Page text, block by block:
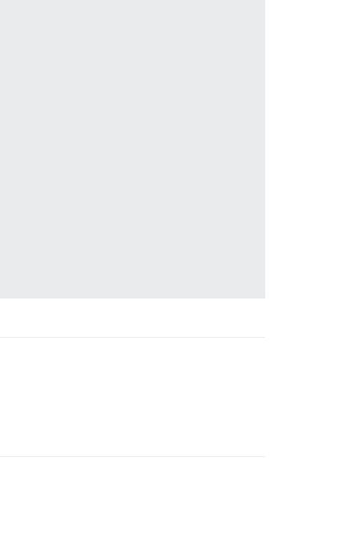
%MEM     TIME+ COMMAND
0.0  4.0   0:31.17 ruby
4.2  3.5  11:31.61 ruby
2.8  3.1   0:29.94 ruby
0.0  2.0   0:28.40 ruby
0.6   0:00.86 postmaster
0.6   0:00.13 postmaster
0.6   0:00.75 postmaster
0.5   0:00.17 postmaster
0.5   0:00.20 postmaster
0.4   0:00.25 postmaster
0.4   0:00.02 postmaster
0.3 434:00.34 dockerd
0.2   3:34.89 roxen
0.0  0.2   0:58.94 ruby
0.1 539:40.11 containerd
0.1   3:54.43 redis-server
0.0  0.1   1:18.03 nginx
0.0  0.1   1:29.32 nginx